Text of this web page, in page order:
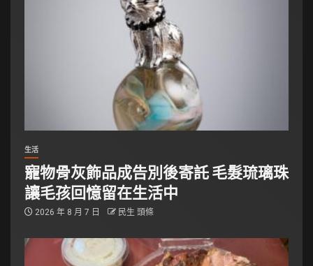
生活
寵物骨灰飾品成告別後寄託 毛髮琉璃珠
讓毛孩回憶留在生活中
2026 年 8 月 7 日 民生 頭條